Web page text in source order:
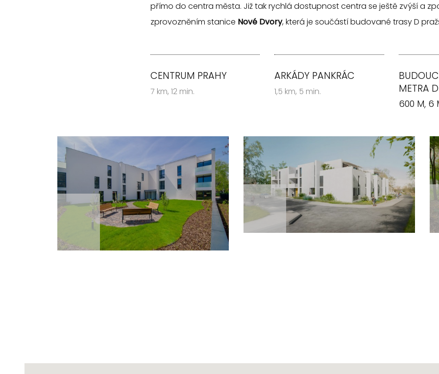
přímo do centra města. Již tak rychlá dostupnost centra se ještě zvýší a
zprovozněním stanice Nové Dvory, která je součástí budované trasy D
CENTRUM PRAHY
7 km, 12 min.
ARKÁDY PANKRÁC
1,5 km, 5 min.
METRA D
600 M, 6